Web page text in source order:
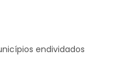
endividados